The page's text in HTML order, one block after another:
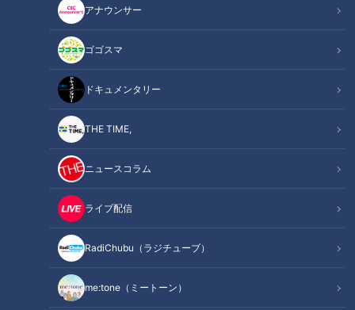
アナウンサー
ゴゴスマ
ドキュメンタリー
THE TIME,
ニュースコラム
ライブ配信
RadiChubu（ラジチューブ）
me:tone（ミートーン）
記事に戻る
この記事を見たあなたへのおすすめ
なぜナポリタンが名古屋めし
に！？発祥の地『喫茶ユキ』の
「鉄板スパ」誕生秘話
ビールに合う！名古屋の豚肉ホ
ルモン「とんちゃん」をぜひ堪